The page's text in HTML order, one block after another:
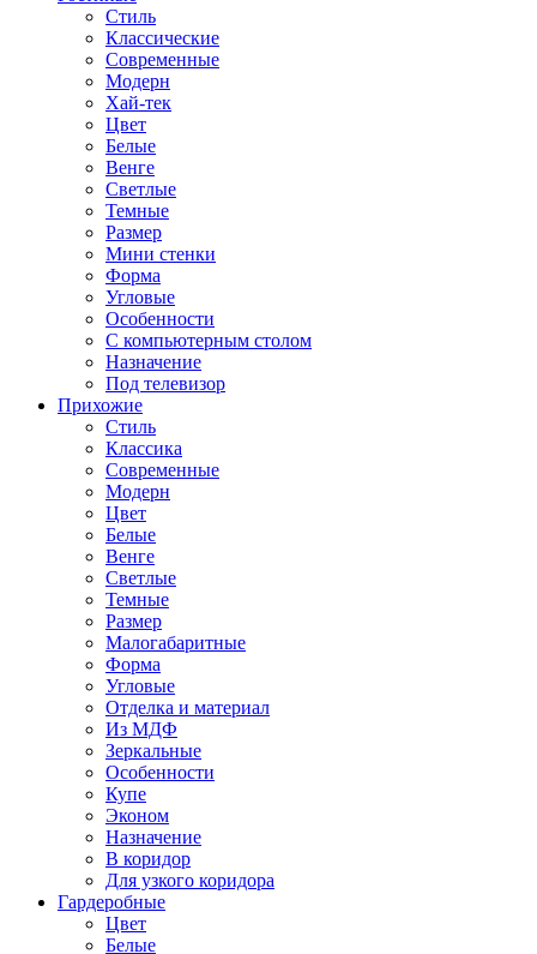
Стиль
Классические
Современные
Модерн
Хай-тек
Цвет
Белые
Венге
Светлые
Темные
Размер
Мини стенки
Форма
Угловые
Особенности
С компьютерным столом
Назначение
Под телевизор
Прихожие
Стиль
Классика
Современные
Модерн
Цвет
Белые
Венге
Светлые
Темные
Размер
Малогабаритные
Форма
Угловые
Отделка и материал
Из МДФ
Зеркальные
Особенности
Купе
Эконом
Назначение
В коридор
Для узкого коридора
Гардеробные
Цвет
Белые